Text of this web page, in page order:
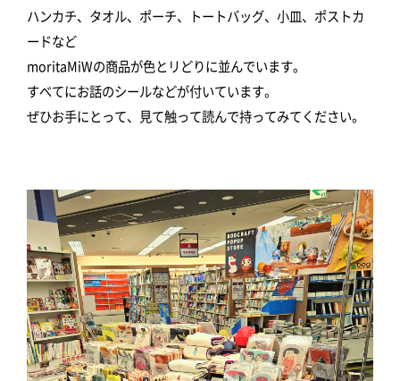
ハンカチ、タオル、ポーチ、トートバッグ、小皿、ポストカ
ードなど
moritaMiWの商品が色とリどりに並んでいます。
すべてにお話のシールなどが付いています。
ぜひお手にとって、見て触って読んで持ってみてください。